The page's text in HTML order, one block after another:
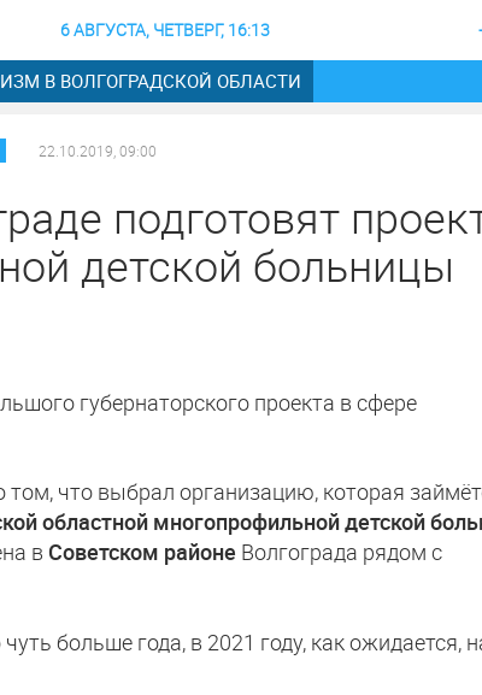
6 АВГУСТА, ЧЕТВЕРГ, 16:13
В ВОЛГОГРАДСКОЙ ОБЛАСТИ
22.10.2019, 09:00
подготовят
детской больницы
губернаторского проекта в сфере
том, что выбрал организацию, которая
областной многопрофильной детской
в Советском районе Волгограда рядом с
больше года, в 2021 году, как ожидается,